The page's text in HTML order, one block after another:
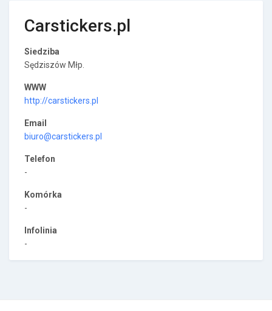
Carstickers.pl
Siedziba
Sędziszów Młp.
WWW
http://carstickers.pl
Email
biuro@carstickers.pl
Telefon
-
Komórka
-
Infolinia
-